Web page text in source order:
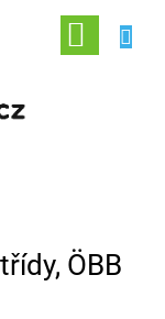
NÁKUPNÍ
KOŠÍK
ÖBB